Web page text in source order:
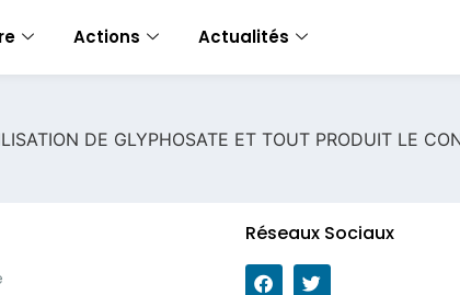
Actions Actualités
DE GLYPHOSATE ET TOUT PRODUIT LE
Réseaux Sociaux